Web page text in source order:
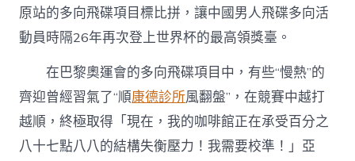
原站的多向飛碟項目標比拼，讓中國男人飛碟多向活
動員時隔26年再次登上世界杯的最高領獎臺。
在巴黎奧運會的多向飛碟項目中，有些“慢熱”的
齊迎曾經習氣了“順康德診所風翻盤”，在競賽中越打
越順，終極取得「現在，我的咖啡館正在承受百分之
八十七點八八的結構失衡壓力！我需要校準！」亞